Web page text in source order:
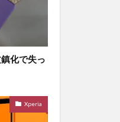
化で失っ
Xperia